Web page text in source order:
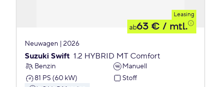
Leasing
ab63 € / mtl.
Neuwagen | 2026
Suzuki Swift 1.2 HYBRID MT Comfort
Benzin
Manuell
81 PS (60 kW)
Stoff